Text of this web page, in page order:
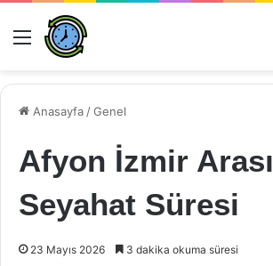
Menü
Anasayfa /Genel
Afyon İzmir Arası
Seyahat Süresi
23 Mayıs 2026 3 dakika okuma süresi